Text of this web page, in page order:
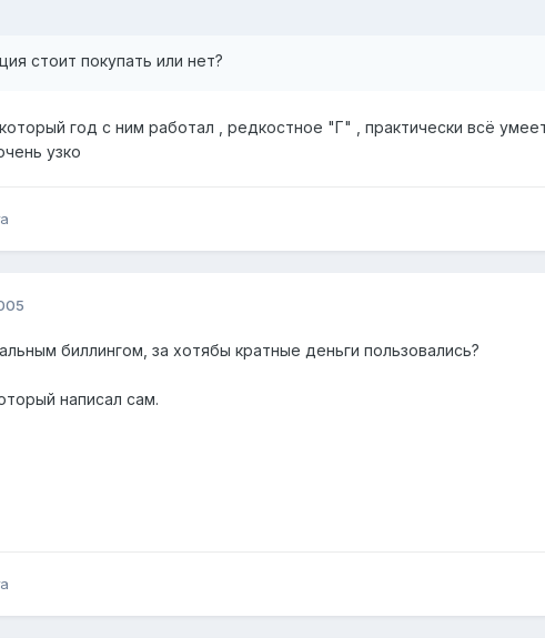
стоит покупать или нет?
год с ним работал , редкостное "Г" , практически всё
узко
биллингом, за хотябы кратные деньги пользовались?
написал сам.